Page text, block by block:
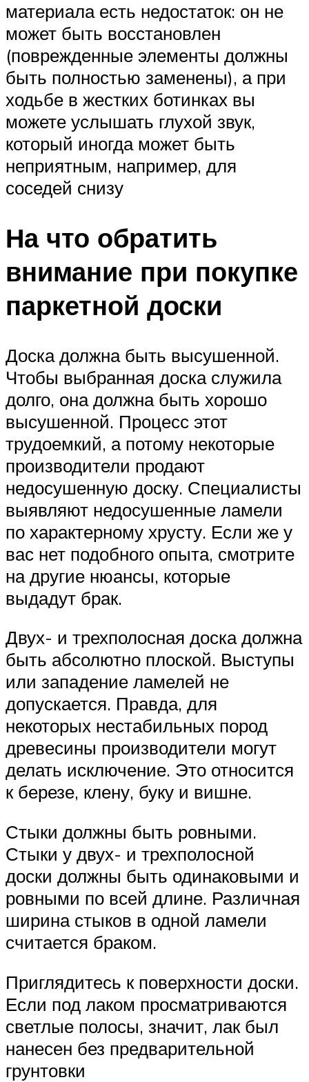
материала есть недостаток: он не
может быть восстановлен
(поврежденные элементы должны
быть полностью заменены), а при
ходьбе в жестких ботинках вы
можете услышать глухой звук,
который иногда может быть
неприятным, например, для
соседей снизу
На что обратить
внимание при покупке
паркетной доски
Доска должна быть высушенной.
Чтобы выбранная доска служила
долго, она должна быть хорошо
высушенной. Процесс этот
трудоемкий, а потому некоторые
производители продают
недосушенную доску. Специалисты
выявляют недосушенные ламели
по характерному хрусту. Если же у
вас нет подобного опыта, смотрите
на другие нюансы, которые
выдадут брак.
Двух- и трехполосная доска должна
быть абсолютно плоской. Выступы
или западение ламелей не
допускается. Правда, для
некоторых нестабильных пород
древесины производители могут
делать исключение. Это относится
к березе, клену, буку и вишне.
Стыки должны быть ровными.
Стыки у двух- и трехполосной
доски должны быть одинаковыми и
ровными по всей длине. Различная
ширина стыков в одной ламели
считается браком.
Приглядитесь к поверхности доски.
Если под лаком просматриваются
светлые полосы, значит, лак был
нанесен без предварительной
грунтовки